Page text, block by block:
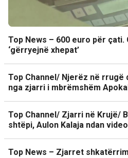
Top News – 600 euro për çati.
‘gërryejnë xhepat’
Top Channel/ Njerëz në rrugë
nga zjarri i mbrëmshëm
Top Channel/ Zjarri në Krujë/
shtëpi, Aulon Kalaja ndan
Top News – Zjarret